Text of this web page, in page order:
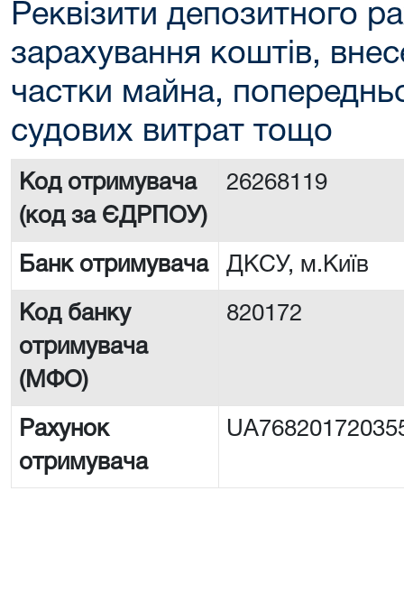
Реквізити депозитного
зарахування коштів,
частки майна,
судових витрат тощо
Код отримувача
(код за ЄДРПОУ)
26268119
Банк отримувача ДКСУ, м.Київ
Код банку
отримувача
(МФО)
820172
Рахунок
отримувача